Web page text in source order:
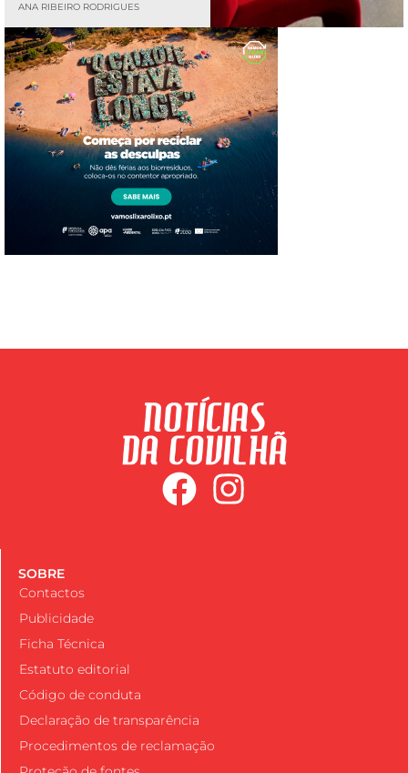
ANA RIBEIRO RODRIGUES
SOBRE
Contactos
Publicidade
Ficha Técnica
Estatuto editorial
Código de conduta
Declaração de transparência
Procedimentos de reclamação